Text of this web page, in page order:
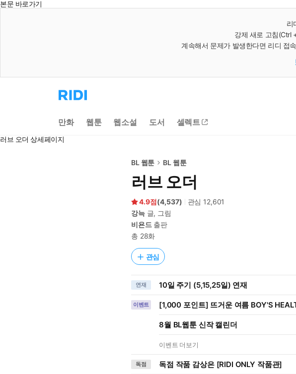
본문 바로가기
리
강제 새로 고침(Ctrl
계속해서 문제가 발생한다면 리디 접
리
디
으
로
동
만화 웹툰 웹소설 도서 셀렉트
러브 오더 상세페이지
BL 웹툰 BL 웹툰
러브 오더
4.9 (4,537) 관심 12,601
강늑글, 그림
비욘드 출판
총 28화
관심
연재 10일 주기 (5,15,25일) 연재
이벤트 [1,000 포인트] 뜨거운 여름 BOY'S
8월 BL웹툰 신작 캘린더
이벤트 더보기
독점 독점 작품 감상은 [RIDI ONLY 작품관]